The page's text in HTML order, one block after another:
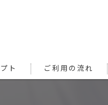
ト ご利用の流れ